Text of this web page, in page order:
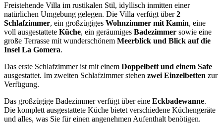
Freistehende Villa im rustikalen Stil, idyllisch inmitten einer
natürlichen Umgebung gelegen. Die Villa verfügt über2
Schlafzimmer, ein großzügiges Wohnzimmer mit Kamin, eine
voll ausgestattete Küche, ein geräumiges Badezimmer sowie eine
große Terrasse mit wunderschönem Meerblick und Blick auf die
Insel La Gomera.
Das erste Schlafzimmer ist mit einem Doppelbett und einem Safe
ausgestattet. Im zweiten Schlafzimmer stehen zwei Einzelbetten zur
Verfügung.
Das großzügige Badezimmer verfügt über eine Eckbadewanne.
Die komplett ausgestattete Küche bietet verschiedene Küchengeräte
und alles, was Sie für einen angenehmen Aufenthalt benötigen.